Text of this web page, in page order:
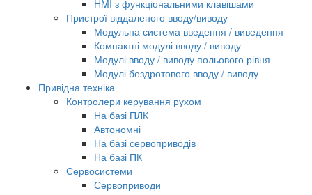
HMI з функціональними клавішами
Пристрої віддаленого вводу/виводу
Модульна система введення / виведення
Компактні модулі вводу / виводу
Модулі вводу / виводу польового рівня
Модулі бездротового вводу / виводу
Привідна техніка
Контролери керування рухом
На базі ПЛК
Автономні
На базі сервоприводів
На базі ПК
Сервосистеми
Сервоприводи